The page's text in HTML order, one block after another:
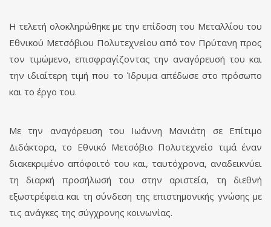
Η τελετή ολοκληρώθηκε με την επίδοση του Μεταλλίου του
Εθνικού Μετσόβιου Πολυτεχνείου από τον Πρύτανη προς
τον τιμώμενο, επισφραγίζοντας την αναγόρευσή του και
την ιδιαίτερη τιμή που το Ίδρυμα απέδωσε στο πρόσωπο
και το έργο του.
Με την αναγόρευση του Ιωάννη Μανιάτη σε Επίτιμο
Διδάκτορα, το Εθνικό Μετσόβιο Πολυτεχνείο τιμά έναν
διακεκριμένο απόφοιτό του και, ταυτόχρονα, αναδεικνύει
τη διαρκή προσήλωσή του στην αριστεία, τη διεθνή
εξωστρέφεια και τη σύνδεση της επιστημονικής γνώσης με
τις ανάγκες της σύγχρονης κοινωνίας.